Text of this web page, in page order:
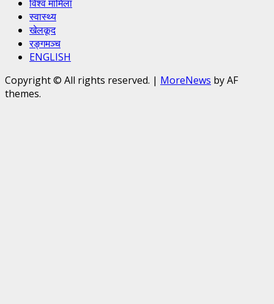
विश्व मामिला
स्वास्थ्य
खेलकूद
रङ्गमञ्च
ENGLISH
Copyright © All rights reserved. | MoreNews by AF
themes.